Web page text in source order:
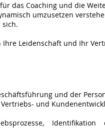
das Coaching und die
umzusetzen
sich.
Ihre Leidenschaft und Ihr
und der
und